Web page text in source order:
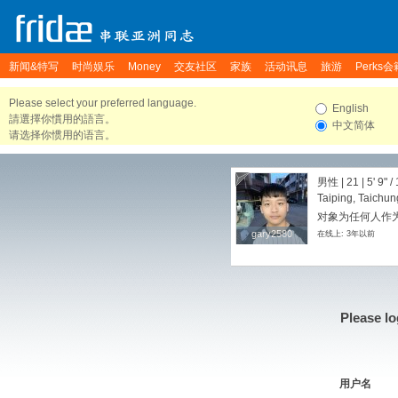
新闻&特写 时尚娱乐 Money 交友社区 家族 活动讯息 旅游 Perks会
Please select your preferred language.
請選擇你慣用的語言。
请选择你惯用的语言。
English
中文简体
gary2580
gary2580
男性 | 21 | 5' 9" /
Taiping,
对象为任何人作
在线上: 3年以前
Please
用户名